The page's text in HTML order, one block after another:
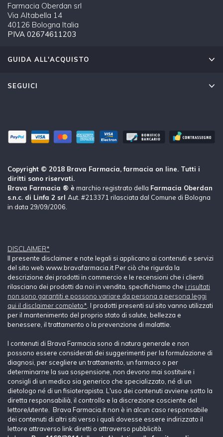
Farmacia Oberdan srl
Via Altabella 14
40126 Bologna Italia
PIVA 02674611203
GUIDA ALL'ACQUISTO
SEGUICI
Copyright © 2018 Brava Farmacia, farmacia on line. Tutti i
diritti sono riservati.
Brava Farmacia ® è marchio registrato della Farmacia Oberdan
s.n.c. di Linfa 2 srl Aut. #213371 rilasciata dal Comune di Bologna
in data 29/09/2006.
DISCLAIMER*
Il presente disclaimer e note legali si applicano ai contenuti e servizi
del sito web www.bravafarmacia.it Per ciò che rigurda la
descrizione dei prodotti in commercio e le recensioni che i clienti
rilasciano dei prodotti da noi in vendita, specifichiamo che i risultati
non sono garantiti e possono variare da persona a persona leggi
qui il disclaimer completo* . I prodotti presenti sul sito vanno utilizzati
per il mantenimento del proprio stato di salute, bellezza e
benessere, il trattamento o la prevenzione di malattie.
I contenuti di Brava Farmacia sono di natura generale e non
possono essere considerati dei suggerimenti per la formulazione di
diagnosi, per scegliere un trattamento, un farmaco o per
determinarne la sua sospensione, non devono mai sostituire i
consigli di un medico sia generico che specializzato, né di un
dietologo né di un fisioterapista. L'uso dei contenuti avviene sotto la
diretta responsabilià, il controllo e la discrezione cosciente del
lettore/utente. Brava Farmacia.it non è in alcun caso responsabile
dei contenuti di altri siti verso i quali dovesse essere indirizzato il
lettore attraverso link diretti o attraverso pubblicità.